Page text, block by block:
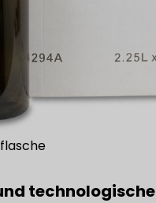
technologische